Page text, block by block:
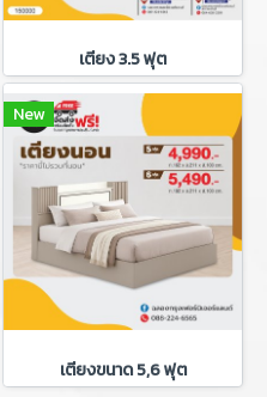
เตียง 3.5 ฟุต
New
เตียงขนาด 5,6 ฟุต